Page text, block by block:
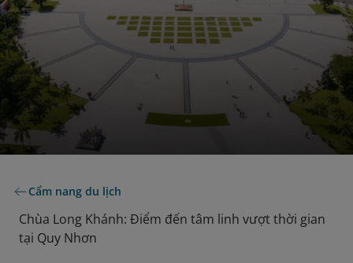
Cẩm nang du lịch
Chùa Long Khánh: Điểm đến tâm linh vượt thời gian
tại Quy Nhơn